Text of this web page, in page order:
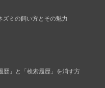
ズミの飼い方とその魅力
歴」と「検索履歴」を消す方